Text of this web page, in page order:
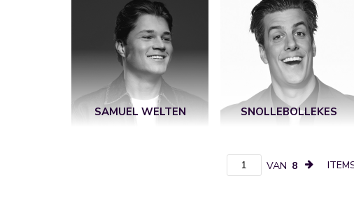
SAMUEL WELTEN SNOLLEBOLLEKES
VAN 8